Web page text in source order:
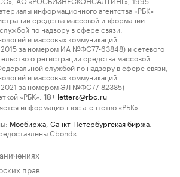
информационного агентства «РБК»
средства массовой информации
по надзору в сфере связи,
и массовых коммуникаций
за номером ИА №ФС77-63848) и сетевого
о регистрации средства массовой
службой по надзору в сфере связи,
и массовых коммуникаций
за номером ЭЛ №ФС77-82385)
«РБК».
18+ letters@rbc.ru
информационное агентство «РБК».
Мосбиржа Санкт-Петербургская биржа
Cbonds.
прав